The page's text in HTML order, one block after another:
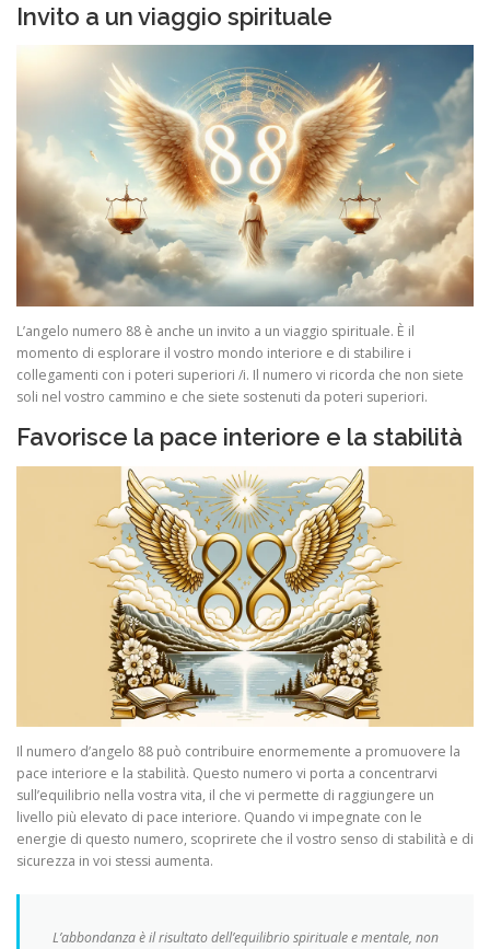
Invito a un viaggio spirituale
L’angelo numero 88 è anche un invito a un viaggio spirituale. È il
momento di esplorare il vostro mondo interiore e di stabilire i
collegamenti con i poteri superiori /i. Il numero vi ricorda che non siete
soli nel vostro cammino e che siete sostenuti da poteri superiori.
Favorisce la pace interiore e la stabilità
Il numero d’angelo 88 può contribuire enormemente a promuovere la
pace interiore e la stabilità. Questo numero vi porta a concentrarvi
sull’equilibrio nella vostra vita, il che vi permette di raggiungere un
livello più elevato di pace interiore. Quando vi impegnate con le
energie di questo numero, scoprirete che il vostro senso di stabilità e di
sicurezza in voi stessi aumenta.
L’abbondanza è il risultato dell’equilibrio spirituale e mentale, non